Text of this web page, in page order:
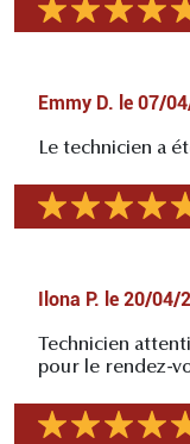
Emmy D. le 07/
Le technicien a
Ilona P. le 20/04/
Technicien
pour le rendez-